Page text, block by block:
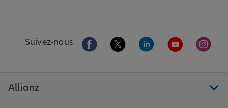
Suivez-nous Aller sur la page Facebook de Allianz
Aller sur la page Twitter de
Aller sur la page
Aller sur la
Aller
Allianz